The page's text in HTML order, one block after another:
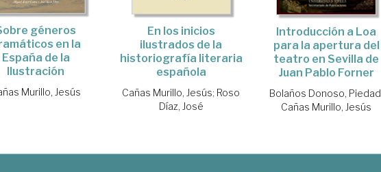
géneros
en la
España de la
Ilustración
Murillo, Jesús
En los inicios
ilustrados de la
historiografía literaria
española
Cañas Murillo, Jesús; Roso
Díaz, José
Introducción a Loa
para la apertura del
teatro en Sevilla de
Juan Pablo Forner
Bolaños Donoso, Piedad
Cañas Murillo, Jesús